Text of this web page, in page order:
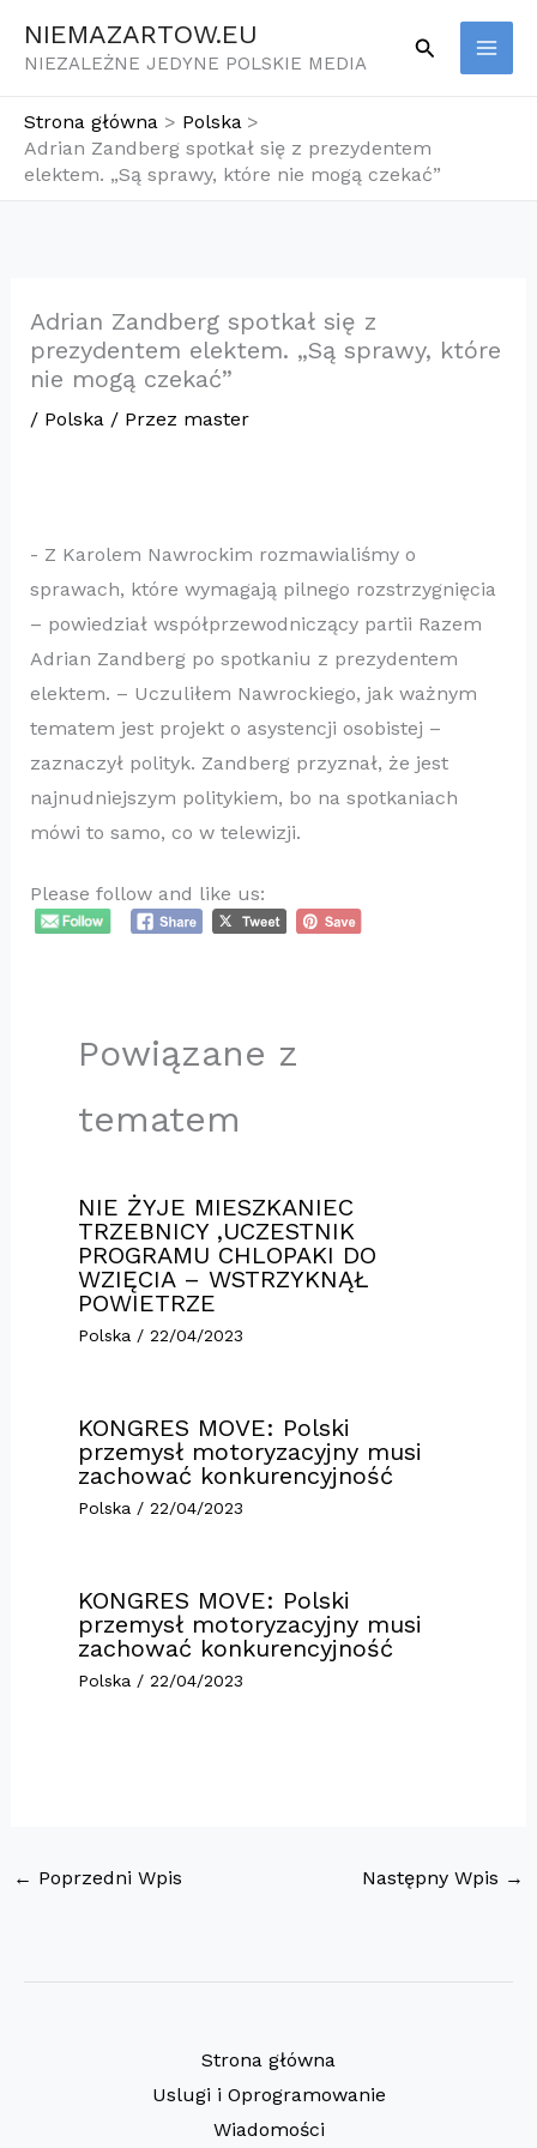
NIEMAZARTOW.EU
NIEZALEŻNE JEDYNE POLSKIE MEDIA
Szukaj
Strona główna
Polska
Adrian Zandberg spotkał się z prezydentem
elektem. „Są sprawy, które nie mogą czekać”
Adrian Zandberg spotkał się z
prezydentem elektem. „Są sprawy, które
nie mogą czekać”
/ Polska/ Przez master
​- Z Karolem Nawrockim rozmawialiśmy o
sprawach, które wymagają pilnego rozstrzygnięcia
– powiedział współprzewodniczący partii Razem
Adrian Zandberg po spotkaniu z prezydentem
elektem. – Uczuliłem Nawrockiego, jak ważnym
tematem jest projekt o asystencji osobistej –
zaznaczył polityk. Zandberg przyznał, że jest
najnudniejszym politykiem, bo na spotkaniach
mówi to samo, co w telewizji.
Please follow and like us:
Powiązane z
tematem
NIE ŻYJE MIESZKANIEC
TRZEBNICY ,UCZESTNIK
PROGRAMU CHLOPAKI DO
WZIĘCIA – WSTRZYKNĄŁ
POWIETRZE
Polska / 22/04/2023
KONGRES MOVE: Polski
przemysł motoryzacyjny musi
zachować konkurencyjność
Polska / 22/04/2023
KONGRES MOVE: Polski
przemysł motoryzacyjny musi
zachować konkurencyjność
Polska / 22/04/2023
← Poprzedni Wpis Następny Wpis →
Strona główna
Uslugi i Oprogramowanie
Wiadomości